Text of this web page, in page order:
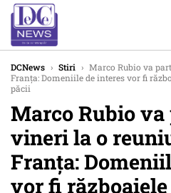
DCNews › Stiri › Marco Rubio va
Franța: Domeniile de interes vor fi
păcii
Marco Rubio
vineri la o
Franța:
vor fi